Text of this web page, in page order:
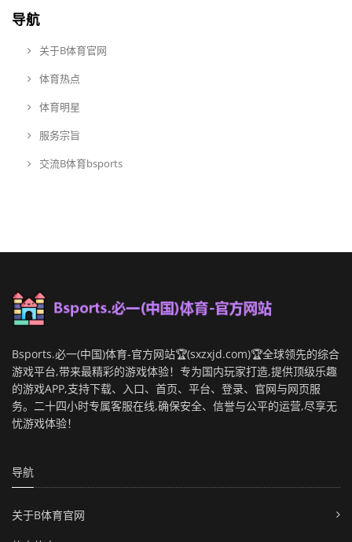
导航
关于B体育官网
体育热点
体育明星
服务宗旨
交流B体育bsports
Bsports.必一(中国)体育-官方网站🏆(sxzxjd.com)🏆全球领先的综合
游戏平台,带来最精彩的游戏体验！专为国内玩家打造,提供顶级乐趣
的游戏APP,支持下载、入口、首页、平台、登录、官网与网页服
务。二十四小时专属客服在线,确保安全、信誉与公平的运营,尽享无
忧游戏体验！
导航
关于B体育官网